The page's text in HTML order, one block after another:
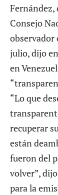
Consejo
observador
julio, dijo
en
“Lo que
recuperar
están
fueron del
volver”,
para la